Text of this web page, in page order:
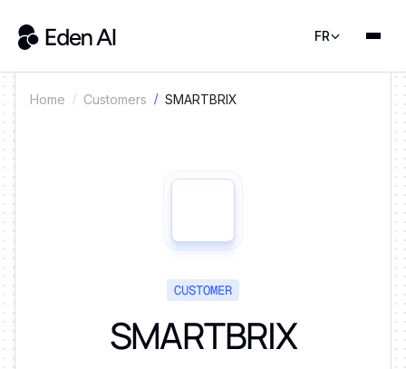
FR
Home Customers SMARTBRIX
CUSTOMER
SMARTBRIX